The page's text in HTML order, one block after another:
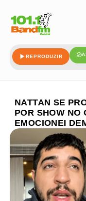
REPRODUZIR
NATTAN SE
POR SHOW NO
EMOCIONEI